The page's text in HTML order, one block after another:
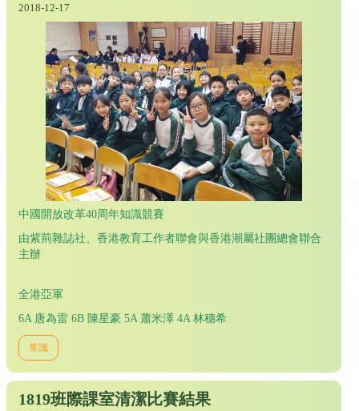
2018-12-17
中國開放改革40周年知識競賽
由紫荊雜誌社、香港教育工作者聯會與香港潮屬社團總會聯合
主辦
全港亞軍
6A 唐為雷 6B 陳星豪 5A 蕭米澤 4A 林穗希
常識
1819班際課室清潔比賽結果